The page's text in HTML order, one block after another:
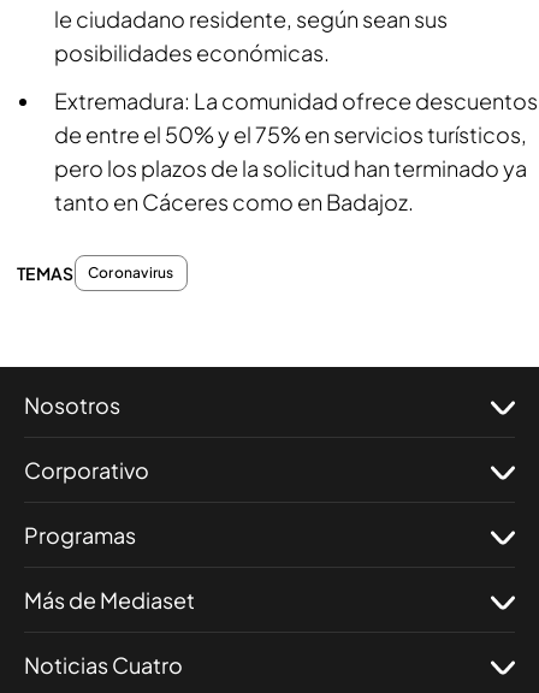
le ciudadano residente, según sean sus
posibilidades económicas.
Extremadura: La comunidad ofrece descuentos
de entre el 50% y el 75% en servicios turísticos,
pero los plazos de la solicitud han terminado ya
tanto en Cáceres como en Badajoz.
TEMAS Coronavirus
Nosotros
Corporativo
Programas
Más de Mediaset
Noticias Cuatro